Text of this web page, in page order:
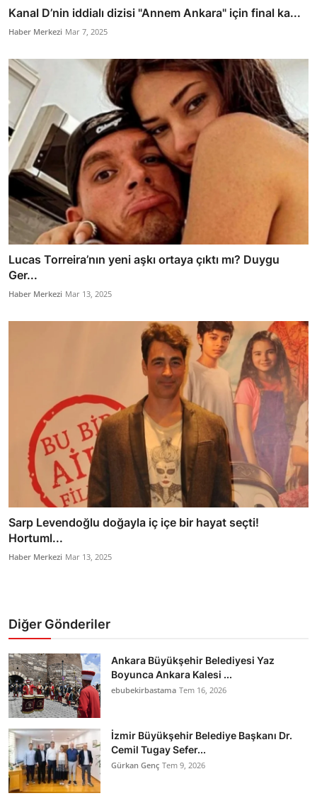
Kanal D’nin iddialı dizisi "Annem Ankara" için final ka...
Haber Merkezi Mar 7, 2025
Lucas Torreira’nın yeni aşkı ortaya çıktı mı? Duygu
Ger...
Haber Merkezi Mar 13, 2025
Sarp Levendoğlu doğayla iç içe bir hayat seçti!
Hortuml...
Haber Merkezi Mar 13, 2025
Diğer Gönderiler
Ankara Büyükşehir Belediyesi Yaz
Boyunca Ankara Kalesi ...
ebubekirbastama Tem 16, 2026
İzmir Büyükşehir Belediye Başkanı Dr.
Cemil Tugay Sefer...
Gürkan Genç Tem 9, 2026